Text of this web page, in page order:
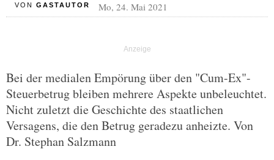
VON GASTAUTOR Mo, 24. Mai 2021
Bei der medialen Empörung über den "Cum-Ex"-
Steuerbetrug bleiben mehrere Aspekte unbeleuchtet.
Nicht zuletzt die Geschichte des staatlichen
Versagens, die den Betrug geradezu anheizte. Von
Dr. Stephan Salzmann